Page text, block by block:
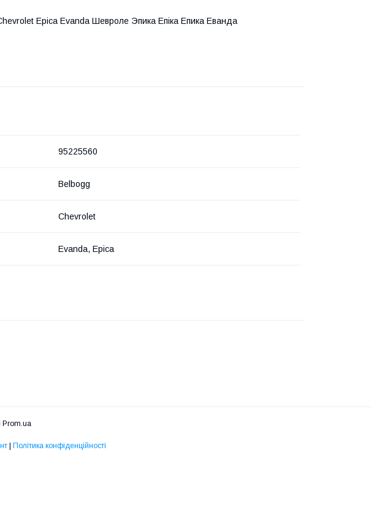
Epica Evanda Шевроле Эпика Епіка Епика Еванда
95225560
Belbogg
Chevrolet
Evanda, Epica
Prom.ua
| Політика конфіденційності